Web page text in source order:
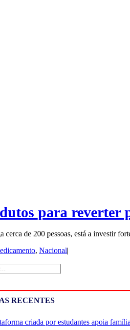
para reverter
de 200 pessoas, está a investir
, Nacional|
RECENTES
criada por estudantes apoia